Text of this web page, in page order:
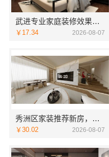
武进专业家庭装修效果图 常州宜居佳装饰精呈
￥17.34 2026-08-07
秀洲区家装推荐新房，嘉兴锦居装饰材料有限公司
￥30.02 2026-08-07